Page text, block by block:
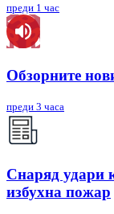
преди 1 час
Обзорните
преди 3 часа
Снаряд удари
избухна пожар